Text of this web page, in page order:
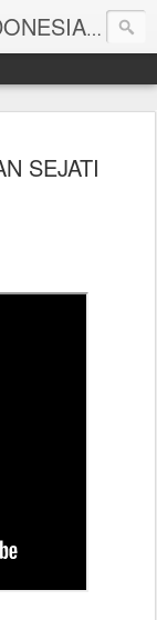
DISTRIBUTOR AIR SANTRI INDONESIA
SEJATI